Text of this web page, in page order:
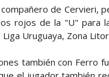
de Cervieri,
rojos de la "U" para
Uruguaya, Zona
también con Ferro